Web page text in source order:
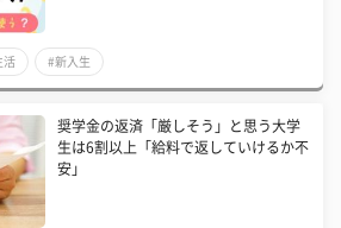
活 #新入生
奨学金の返済「厳しそう」と思う大学
生は6割以上「給料で返していけるか不
安」